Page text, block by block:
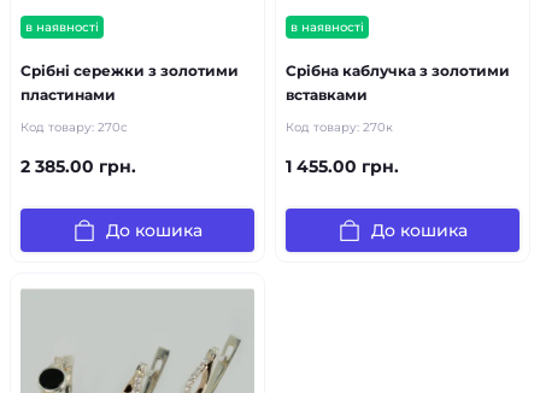
в наявності
Срібні сережки з золотими
пластинами
Код товару: 270с
2 385.00 грн.
До кошика
в наявності
Срібна каблучка з золотими
вставками
Код товару: 270к
1 455.00 грн.
До кошика